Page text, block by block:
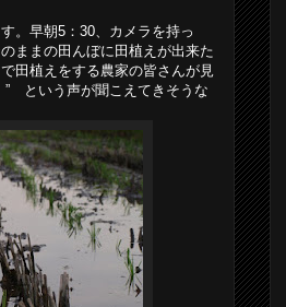
。早朝5：30、カメラを持っ
ままの田んぼに田植えが出来た
田植えをする農家の皆さんが見
という声が聞こえてきそうな